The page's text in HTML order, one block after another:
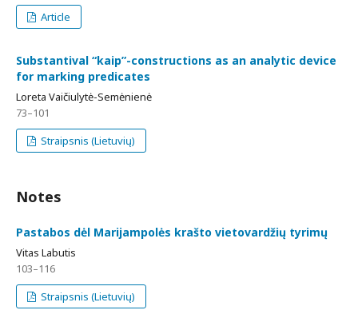
Article
Substantival “kaip”-constructions as an analytic device
for marking predicates
Loreta Vaičiulytė-Semėnienė
73–101
Straipsnis (Lietuvių)
Notes
Pastabos dėl Marijampolės krašto vietovardžių tyrimų
Vitas Labutis
103–116
Straipsnis (Lietuvių)